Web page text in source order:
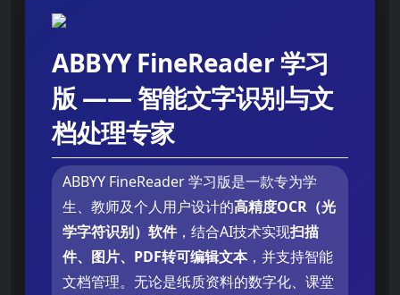
ABBYY FineReader 学习
版 —— 智能文字识别与文
档处理专家
ABBYY FineReader 学习版是一款专为学
生、教师及个人用户设计的高精度OCR（光
学字符识别）软件，结合AI技术实现扫描
件、图片、PDF转可编辑文本，并支持智能
文档管理。无论是纸质资料的数字化、课堂